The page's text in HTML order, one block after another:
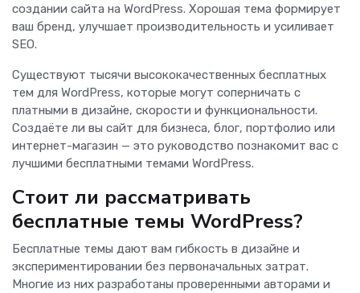
создании сайта на WordPress. Хорошая тема формирует
ваш бренд, улучшает производительность и усиливает
SEO.
Существуют тысячи высококачественных бесплатных
тем для WordPress, которые могут соперничать с
платными в дизайне, скорости и функциональности.
Создаёте ли вы сайт для бизнеса, блог, портфолио или
интернет-магазин — это руководство познакомит вас с
лучшими бесплатными темами WordPress.
Стоит ли рассматривать
бесплатные темы WordPress?
Бесплатные темы дают вам гибкость в дизайне и
экспериментировании без первоначальных затрат.
Многие из них разработаны проверенными авторами и